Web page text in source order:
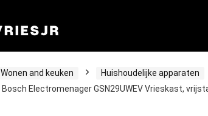
Wonen and keuken Huishoudelijke apparaten
Bosch Electromenager GSN29UWEV Vrieskast,